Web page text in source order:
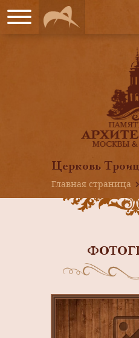
Церковь
Главная страница